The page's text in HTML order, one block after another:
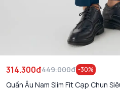
314.300đ449.000đ -30%
Quần Âu Nam Slim Fit Cạp Chun